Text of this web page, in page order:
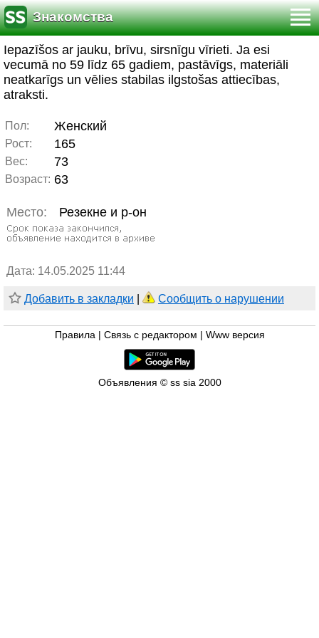
Знакомства
Iepazīšos ar jauku, brīvu, sirsnīgu vīrieti. Ja esi
vecumā no 59 līdz 65 gadiem, pastāvīgs, materiāli
neatkarīgs un vēlies stabilas ilgstošas attiecības,
atraksti.
Пол: Женский
Рост: 165
Вес: 73
Возраст: 63
Место: Резекне и р-он
Дата: 14.05.2025 11:44
Добавить в закладки Сообщить о нарушении
Правила Связь с редактором Www версия
Объявления © ss sia 2000